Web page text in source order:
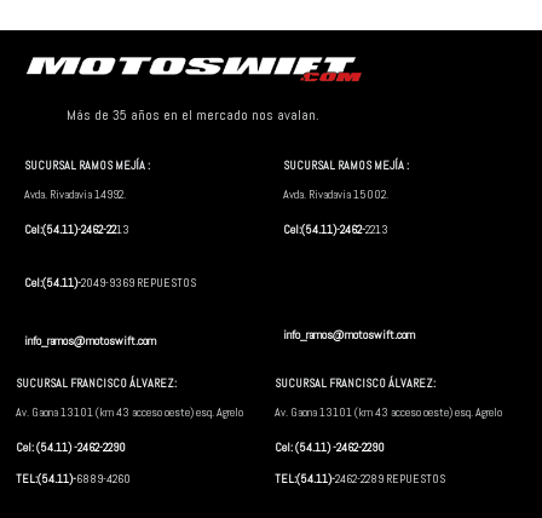
Más de 35 años en el mercado nos avalan.
SUCURSAL RAMOS MEJÍA :
Avda. Rivadavia 14992.
Cel:(54.11)-2462-2213
Cel:(54.11)-2049-9369 REPUESTOS
info_ramos@motoswift.com
SUCURSAL RAMOS MEJÍA :
Avda. Rivadavia 15002.
Cel:(54.11)-2462-2213
info_ramos@motoswift.com
SUCURSAL FRANCISCO ÁLVAREZ:
Av. Gaona 13101 (km 43 acceso oeste) esq. Agrelo
Cel: (54.11) -2462-2290
TEL:(54.11)-6889-4260
SUCURSAL FRANCISCO ÁLVAREZ:
Av. Gaona 13101 (km 43 acceso oeste) esq. Agrelo
Cel: (54.11) -2462-2290
TEL:(54.11)-2462-2289 REPUESTOS